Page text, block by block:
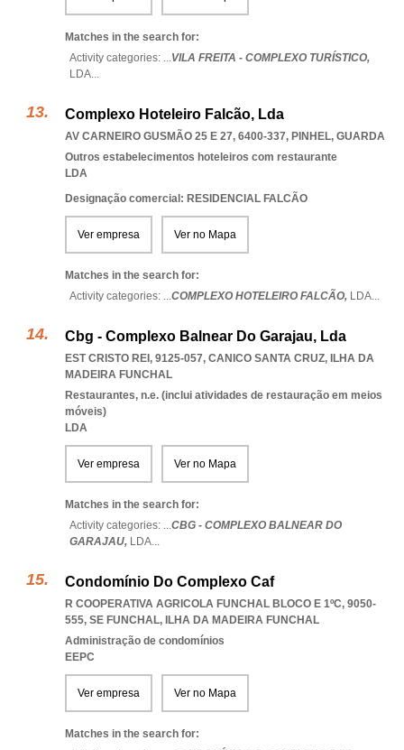
Matches in the search for:
Activity categories: ...VILA FREITA - COMPLEXO TURÍSTICO,
LDA...
Complexo Hoteleiro Falcão, Lda
AV CARNEIRO GUSMÃO 25 E 27, 6400-337, PINHEL, GUARDA
Outros estabelecimentos hoteleiros com restaurante
LDA
Designação comercial: RESIDENCIAL FALCÃO
Ver empresa Ver no Mapa
Matches in the search for:
Activity categories: ...COMPLEXO HOTELEIRO FALCÃO, LDA...
Cbg - Complexo Balnear Do Garajau, Lda
EST CRISTO REI, 9125-057, CANICO SANTA CRUZ, ILHA DA
MADEIRA FUNCHAL
Restaurantes, n.e. (inclui atividades de restauração em meios
móveis)
LDA
Ver empresa Ver no Mapa
Matches in the search for:
Activity categories: ...CBG - COMPLEXO BALNEAR DO
GARAJAU, LDA...
Condomínio Do Complexo Caf
R COOPERATIVA AGRICOLA FUNCHAL BLOCO E 1ºC, 9050-
555, SE FUNCHAL, ILHA DA MADEIRA FUNCHAL
Administração de condomínios
EEPC
Ver empresa Ver no Mapa
Matches in the search for: